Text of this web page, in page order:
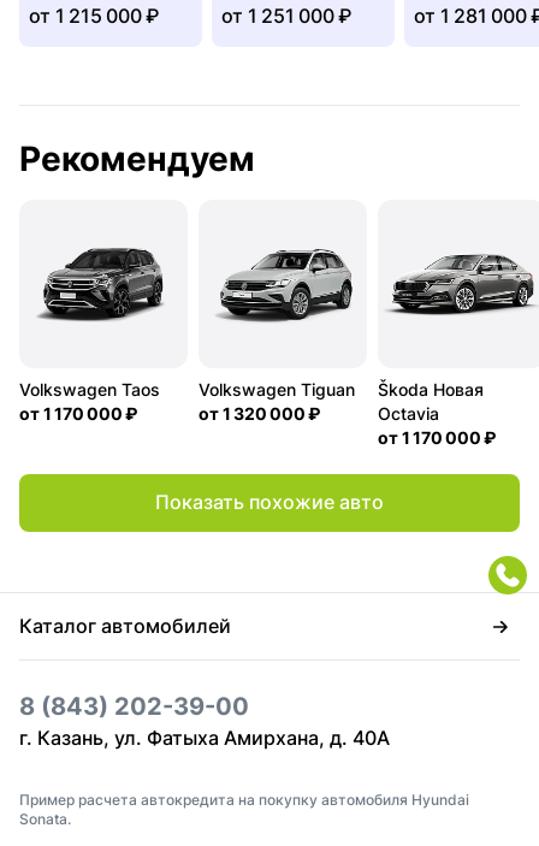
от 1 215 000 ₽
от 1 251 000 ₽
от 1 281 000
Рекомендуем
Volkswagen Taos
от1 170 000 ₽
Volkswagen Tiguan
от1 320 000 ₽
Škoda Новая
Octavia
от1 170 000 ₽
Показать похожие авто
Каталог автомобилей
8 (843) 202-39-00
г. Казань, ул. Фатыха Амирхана, д. 40А
Пример расчета автокредита на покупку автомобиля Hyundai
Sonata.